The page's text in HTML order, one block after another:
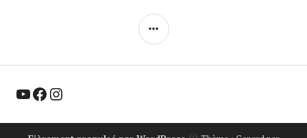
COLONNE
YouTube Facebook Instagram